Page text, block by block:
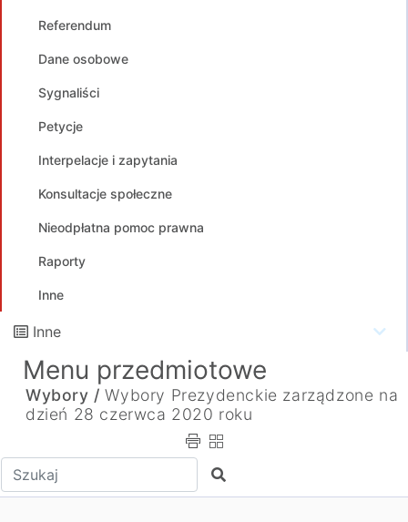
Referendum
Dane osobowe
Sygnaliści
Petycje
Interpelacje i zapytania
Konsultacje społeczne
Nieodpłatna pomoc prawna
Raporty
Inne
Inne
Menu przedmiotowe
Wybory / Wybory Prezydenckie zarządzone na
dzień 28 czerwca 2020 roku
Wpisz tekst do wyszukania Szukaj